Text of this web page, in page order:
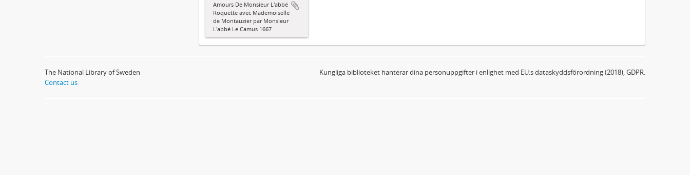
Amours De Monsieur L'abbé
Roquette avec Mademoiselle
de Montauzier par Monsieur
L'abbé Le Camus 1667
The National Library of Sweden
Contact us
Kungliga biblioteket hanterar dina personuppgifter i enlighet med EU:s dataskyddsförordning (2018), GDPR.